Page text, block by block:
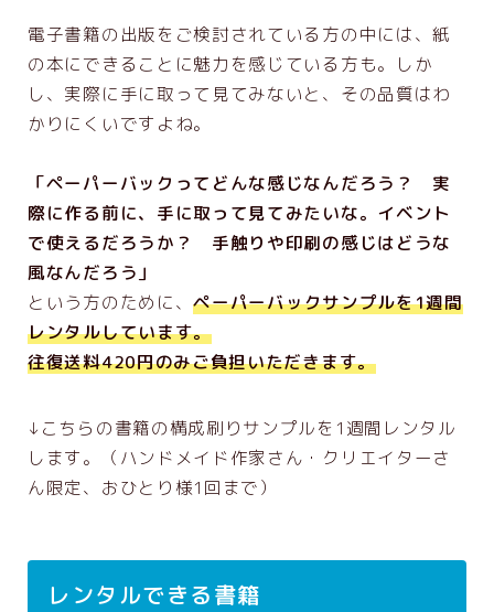
オンラインスクール入り口
レシピ作成コース
作品集コース
ペーパーバックコース
出版つみあげ会（継続コミュニティ）
コンティーゴ編集部・認定パートナー制度に
ついて
電子書籍の出版をご検討されている方の中には、紙
の本にできることに魅力を感じている方も。しか
し、実際に手に取って見てみないと、その品質はわ
かりにくいですよね。
「ペーパーバックってどんな感じなんだろう？ 実
際に作る前に、手に取って見てみたいな。イベント
で使えるだろうか？ 手触りや印刷の感じはどうな
風なんだろう」
という方のために、ペーパーバックサンプルを1週間
レンタルしています。
往復送料420円のみご負担いただきます。
↓こちらの書籍の構成刷りサンプルを1週間レンタル
します。（ハンドメイド作家さん・クリエイターさ
ん限定、おひとり様1回まで）
レンタルできる書籍